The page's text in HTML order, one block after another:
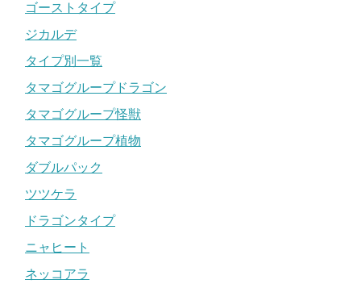
ゴーストタイプ
ジカルデ
タイプ別一覧
タマゴグループドラゴン
タマゴグループ怪獣
タマゴグループ植物
ダブルパック
ツツケラ
ドラゴンタイプ
ニャヒート
ネッコアラ